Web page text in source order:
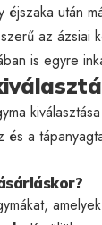
éjszaka után
az ázsiai
is egyre
a
amelyek